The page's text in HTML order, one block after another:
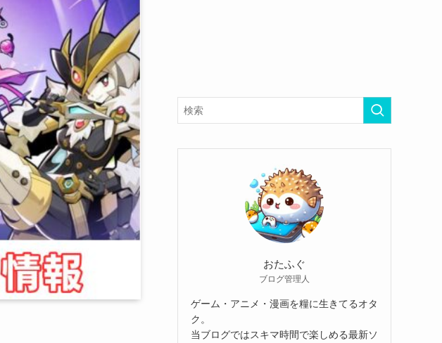
おたふぐ
ブログ管理人
ゲーム・アニメ・漫画を糧に生きてるオタ
ク。
当ブログではスキマ時間で楽しめる最新ソ